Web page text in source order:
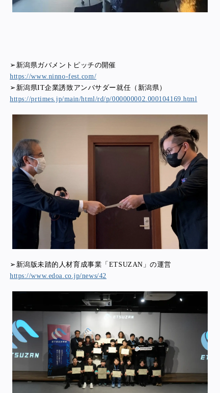
➢新潟県ガバメントピッチの開催
https://www.ninno-fest.com/
➢新潟県IT企業誘致アンバサダー就任（新潟県）
https://prtimes.jp/main/html/rd/p/000000002.000104169.html
➢新潟版未踏的人材育成事業「ETSUZAN」の運営
https://www.edoa.co.jp/news/42